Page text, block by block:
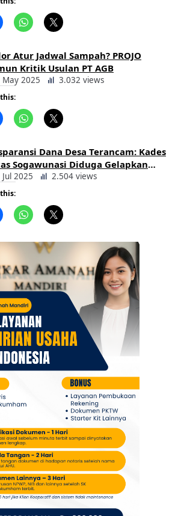
Atur Jadwal Sampah? PROJO
Kritik Usulan PT AGB
May 2025 3.032 views
Dana Desa Terancam: Kades
Sogawunasi Diduga Gelapkan
untuk Warga
2025 2.504 views